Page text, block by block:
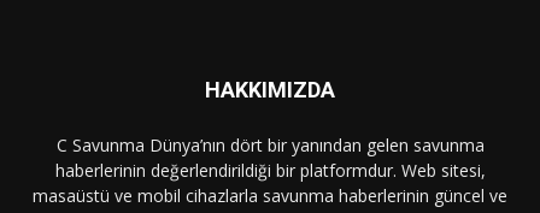
HAKKIMIZDA
C Savunma Dünya’nın dört bir yanından gelen savunma
haberlerinin değerlendirildiği bir platformdur. Web sitesi,
masaüstü ve mobil cihazlarla savunma haberlerinin güncel ve